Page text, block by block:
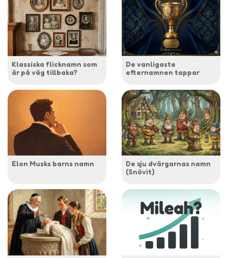
Klassiska flicknamn som
är på väg tillbaka?
De vanligaste
efternamnen tappar
Elon Musks barns namn
De sju dvärgarnas namn
(Snövit)